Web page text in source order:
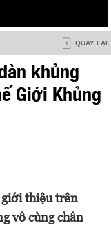
QUAY LẠI
khủng
Giới Khủng
thiệu trên
vô cùng chân